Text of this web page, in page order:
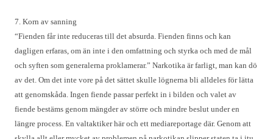
7. Korn av sanning
“Fienden får inte reduceras till det absurda. Fienden finns och kan
dagligen erfaras, om än inte i den omfattning och styrka och med de mål
och syften som generalerna proklamerar.” Narkotika är farligt, man kan dö
av det. Om det inte vore på det sättet skulle lögnerna bli alldeles för lätta
att genomskåda. Ingen fiende passar perfekt in i bilden och valet av
fiende bestäms genom mängder av större och mindre beslut under en
längre process. En valtaktiker här och ett mediareportage där. Genom att